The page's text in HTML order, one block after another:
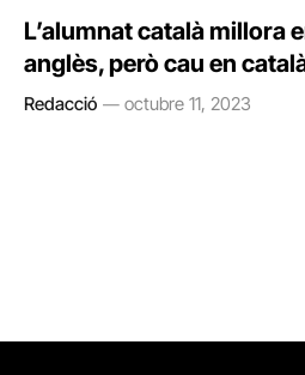
L’alumnat català millora
anglès, però cau en
Redacció octubre 11, 2023